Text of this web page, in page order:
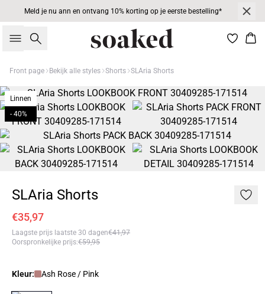
Meld je nu ann en ontvang 10% korting op je eerste bestelling*
Zoeken
Front page Bekijk alle styles Shorts SLAria Shorts
Linnen
- 40%
SLAria Shorts
€35,97
Laagste prijs laatste 30 dagen€41,97
Oorspronkelijke prijs:€59,95
Kleur: Ash Rose / Pink